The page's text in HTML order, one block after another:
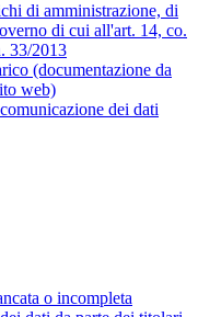
di amministrazione, di
di cui all'art. 14, co.
33/2013
(documentazione da
web)
dei dati
o incompleta